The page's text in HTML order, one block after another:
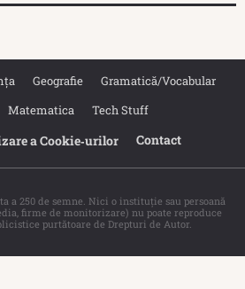
Geografie
Gramatică/Vocabular
Matematica Tech Stuff
a Cookie‐urilor Contact
a 250 de semne. Nici o instituţie sau persoană
firme de monitorizare) nu poate reproduce
purtătoare de Drepturi de Autor.